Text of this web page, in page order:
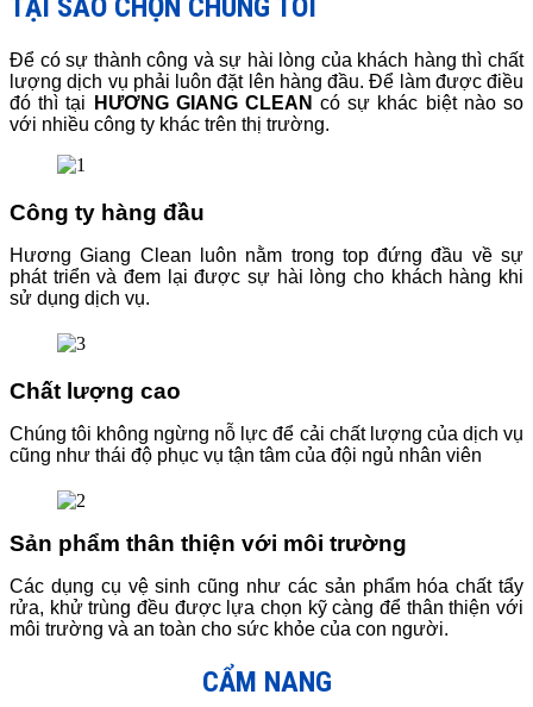
TẠI SAO CHỌN CHÚNG TÔI
Để có sự thành công và sự hài lòng của khách hàng thì chất
lượng dịch vụ phải luôn đặt lên hàng đầu. Để làm được điều
đó thì tại
HƯƠNG GIANG CLEAN có sự khác biệt nào so
với nhiều công ty khác trên thị trường.
Công ty hàng đầu
Hương Giang Clean luôn nằm trong top đứng đầu về sự
phát triển và đem lại được sự hài lòng cho khách hàng khi
sử dụng dịch vụ.
Chất lượng cao
Chúng tôi không ngừng nỗ lực để cải chất lượng của dịch vụ
cũng như thái độ phục vụ tận tâm của đội ngủ nhân viên
Sản phẩm thân thiện với môi trường
Các dụng cụ vệ sinh cũng như các sản phẩm hóa chất tẩy
rửa, khử trùng đều được lựa chọn kỹ càng để thân thiện với
môi trường và an toàn cho sức khỏe của con người.
CẨM NANG